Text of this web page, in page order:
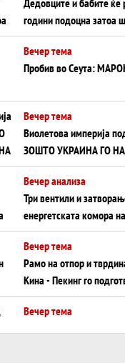
години подоцна затоа
ВНУЦИ ДА ГИ ЗАМЕНАТ
Вечер тема
Пробив во Сеута:
Вечер тема
Виолетова империја
ЗОШТО УКРАИНА ГО
WILDBERRIES
Вечер анализа
Три вентили и
енергетската комора
во Суец најавува
инфаркт?
Вечер тема
Рамо на отпор и
Кина - Пекинг го
американска копнена
Вечер тема